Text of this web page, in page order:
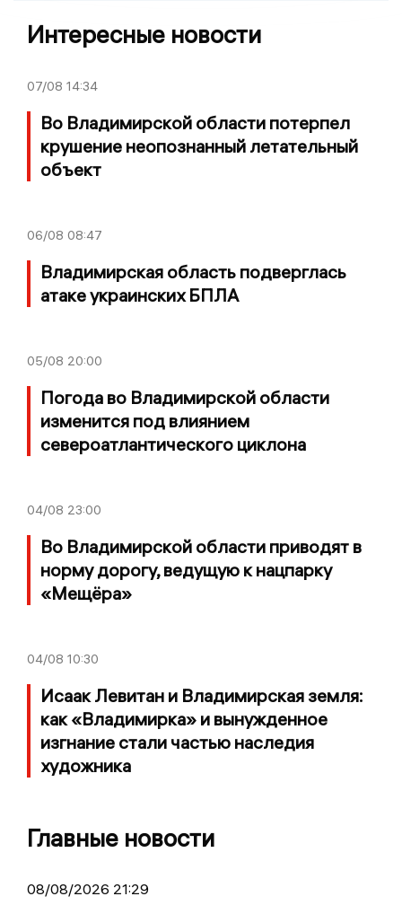
Интересные новости
07/08 14:34
Во Владимирской области потерпел
крушение неопознанный летательный
объект
06/08 08:47
Владимирская область подверглась
атаке украинских БПЛА
05/08 20:00
Погода во Владимирской области
изменится под влиянием
североатлантического циклона
04/08 23:00
Во Владимирской области приводят в
норму дорогу, ведущую к нацпарку
«Мещёра»
04/08 10:30
Исаак Левитан и Владимирская земля:
как «Владимирка» и вынужденное
изгнание стали частью наследия
художника
Главные новости
08/08/2026 21:29